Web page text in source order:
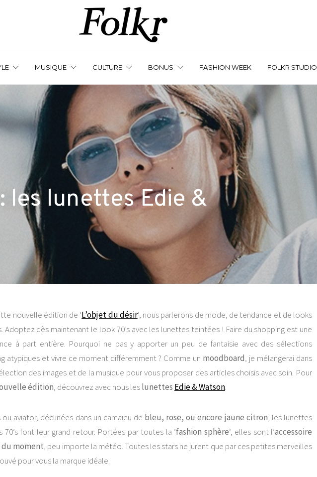
MUSIQUE CULTURE BONUS FASHION WEEK FOLKR STUDIO
les lunettes Edie &
nouvelle édition de ‘L’objet du désir‘, nous parlerons de mode, de tendance et de looks
Adoptez dès maintenant le look 70’s avec les lunettes teintées ! Faire du shopping est une
à part entière. Pourquoi ne pas y apporter un peu de fantaisie avec des sélections
atypiques et vivre ce moment différemment ? Comme un moodboard, je mélangerai dans
des images et de la musique pour vous proposer des articles choisis avec soin. Pour
édition, découvrez avec nous leslunettes Edie & Watson.
ou aviator, déclinées dans un camaïeu de bleu, rose, ou encore jaune citron, les lunettes
70’s font leur grand retour. Portées par toutes la ‘fashion sphère‘, elles sont l’accessoire
moment, peu importe la météo. Toutes les stars ne jurent que par ces petites merveilles
pour vous la marque idéale.